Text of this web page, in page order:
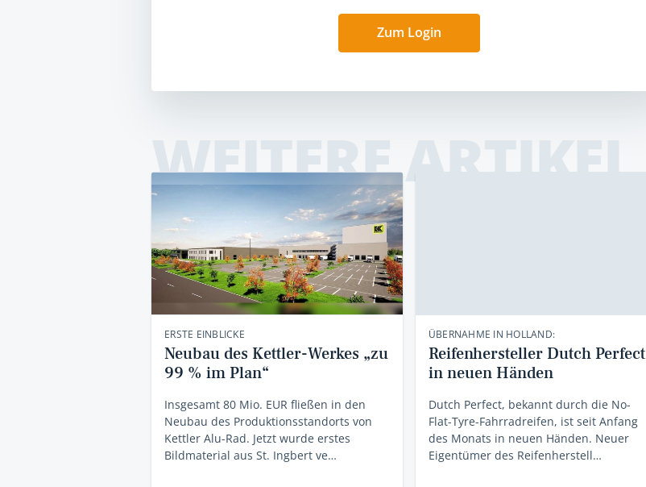
Zum Login
WEITERE ARTIKEL
ERSTE EINBLICKE
Neubau des Kettler-Werkes „zu
99 % im Plan“
Insgesamt 80 Mio. EUR fließen in den
Neubau des Produktionsstandorts von
Kettler Alu-Rad. Jetzt wurde erstes
Bildmaterial aus St. Ingbert ve…
ÜBERNAHME IN HOLLAND:
Reifenhersteller Dutch Perfect
in neuen Händen
Dutch Perfect, bekannt durch die No-
Flat-Tyre-Fahrradreifen, ist seit Anfang
des Monats in neuen Händen. Neuer
Eigentümer des Reifenherstell…